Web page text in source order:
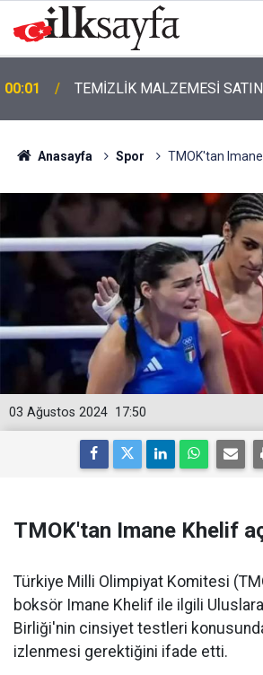
00:01 TEMİZLİK MALZEMESİ
Anasayfa Spor TMOK'tan Imane
17:50
03 Ağustos 2024
TMOK'tan Imane Khelif
Türkiye Milli Olimpiyat Komitesi
boksör Imane Khelif ile ilgili
Birliği'nin cinsiyet testleri
izlenmesi gerektiğini ifade etti.